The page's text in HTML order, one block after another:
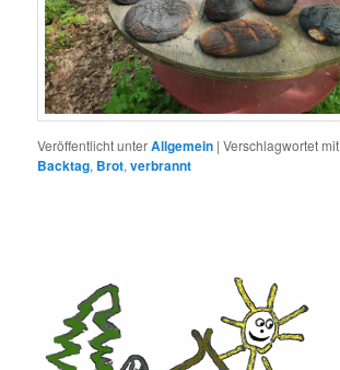
Veröffentlicht unterAllgemein |Verschlagwortet mit
Backtag, Brot,verbrannt